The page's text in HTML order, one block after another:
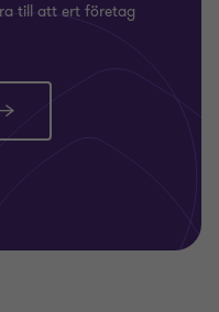
till att ert företag